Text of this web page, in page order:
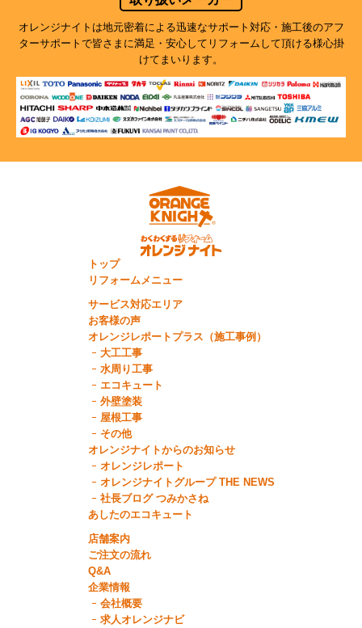
オレンジナイトは地元密着による迅速なサポート対応・施工後のアフ
ターサポートで皆さまに満足・安心してリフォームして頂ける様心掛
けてまいります。
トップ
リフォームメニュー
サービス対応エリア
お客様の声
オレンジレポートプラス（施工事例）
大工工事
水周り工事
エコキュート
外壁塗装
屋根工事
その他
オレンジナイトからのお知らせ
オレンジレポート
オレンジナイトグループ THE NEWS
社長ブログ つみかさね
あしたのエコキュート
店舗案内
ご注文の流れ
Q&A
企業情報
会社概要
求人オレンジナビ